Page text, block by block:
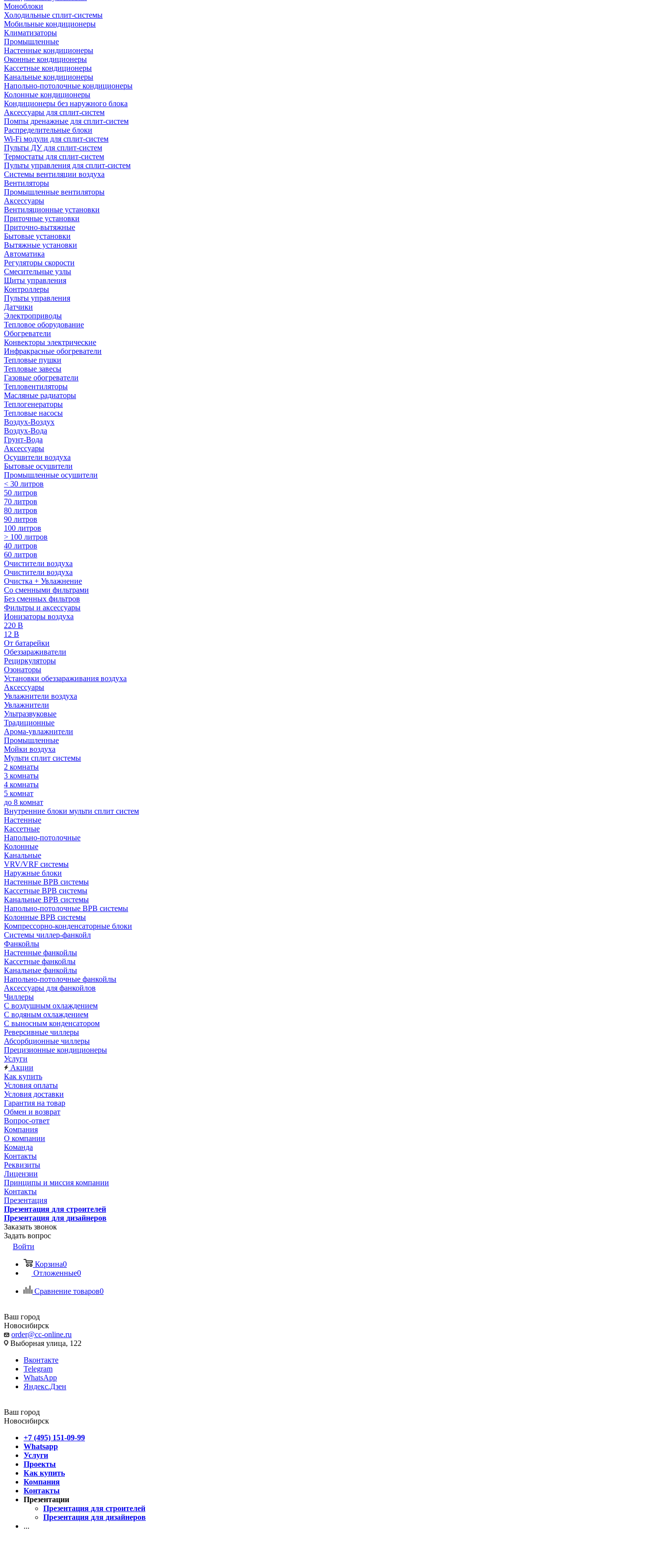
Моноблоки
Холодильные сплит-системы
Мобильные кондиционеры
Климатизаторы
Промышленные
Настенные кондиционеры
Оконные кондиционеры
Кассетные кондиционеры
Канальные кондиционеры
Напольно-потолочные кондиционеры
Колонные кондиционеры
Кондиционеры без наружного блока
Аксессуары для сплит-систем
Помпы дренажные для сплит-систем
Распределительные блоки
Wi-Fi модули для сплит-систем
Пульты ДУ для сплит-систем
Термостаты для сплит-систем
Пульты управления для сплит-систем
Системы вентиляции воздуха
Вентиляторы
Промышленные вентиляторы
Аксессуары
Вентиляционные установки
Приточные установки
Приточно-вытяжные
Бытовые установки
Вытяжные установки
Автоматика
Регуляторы скорости
Смесительные узлы
Щиты управления
Контроллеры
Пульты управления
Датчики
Электроприводы
Тепловое оборудование
Обогреватели
Конвекторы электрические
Инфракрасные обогреватели
Тепловые пушки
Тепловые завесы
Газовые обогреватели
Тепловентиляторы
Масляные радиаторы
Теплогенераторы
Тепловые насосы
Воздух-Воздух
Воздух-Вода
Грунт-Вода
Аксессуары
Осушители воздуха
Бытовые осушители
Промышленные осушители
< 30 литров
50 литров
70 литров
80 литров
90 литров
100 литров
> 100 литров
40 литров
60 литров
Очистители воздуха
Очистители воздуха
Очистка + Увлажнение
Cо сменными фильтрами
Без сменных фильтров
Фильтры и аксессуары
Ионизаторы воздуха
220 В
12 В
От батарейки
Обеззараживатели
Рециркуляторы
Озонаторы
Установки обеззараживания воздуха
Аксессуары
Увлажнители воздуха
Увлажнители
Ультразвуковые
Традиционные
Арома-увлажнители
Промышленные
Мойки воздуха
Мульти сплит системы
2 комнаты
3 комнаты
4 комнаты
5 комнат
до 8 комнат
Внутренние блоки мульти сплит систем
Настенные
Кассетные
Напольно-потолочные
Колонные
Канальные
VRV/VRF системы
Наружные блоки
Настенные ВРВ системы
Кассетные ВРВ системы
Канальные ВРВ системы
Напольно-потолочные ВРВ системы
Колонные ВРВ системы
Компрессорно-конденсаторные блоки
Системы чиллер-фанкойл
Фанкойлы
Настенные фанкойлы
Кассетные фанкойлы
Канальные фанкойлы
Напольно-потолочные фанкойлы
Аксессуары для фанкойлов
Чиллеры
С воздушным охлаждением
С водяным охлаждением
С выносным конденсатором
Реверсивные чиллеры
Абсорбционные чиллеры
Прецизионные кондиционеры
Услуги
Акции
Как купить
Условия оплаты
Условия доставки
Гарантия на товар
Обмен и возврат
Вопрос-ответ
Компания
О компании
Команда
Контакты
Реквизиты
Лицензии
Принципы и миссия компании
Контакты
Презентация
Презентация для строителей
Презентация для дизайнеров
Заказать звонок
Задать вопрос
Войти
Корзина0
Отложенные0
Сравнение товаров0
Ваш город
Новосибирск
order@cc-online.ru
Выборная улица, 122
Вконтакте
Telegram
WhatsApp
Яндекс.Дзен
Ваш город
Новосибирск
+7 (495) 151-09-99
Whatsapp
Услуги
Проекты
Как купить
Компания
Контакты
Презентации
Презентация для строителей
Презентация для дизайнеров
...